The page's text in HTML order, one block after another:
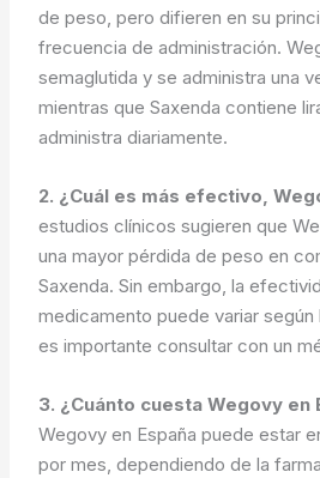
de peso, pero difieren en su
frecuencia de administración.
semaglutida y se administra una
mientras que Saxenda contiene
administra diariamente.
2. ¿Cuál es más efectivo,
estudios clínicos sugieren que
una mayor pérdida de peso en
Saxenda. Sin embargo, la
medicamento puede variar según
es importante consultar con un
3. ¿Cuánto cuesta Wegovy en
Wegovy en España puede estar
por mes, dependiendo de la